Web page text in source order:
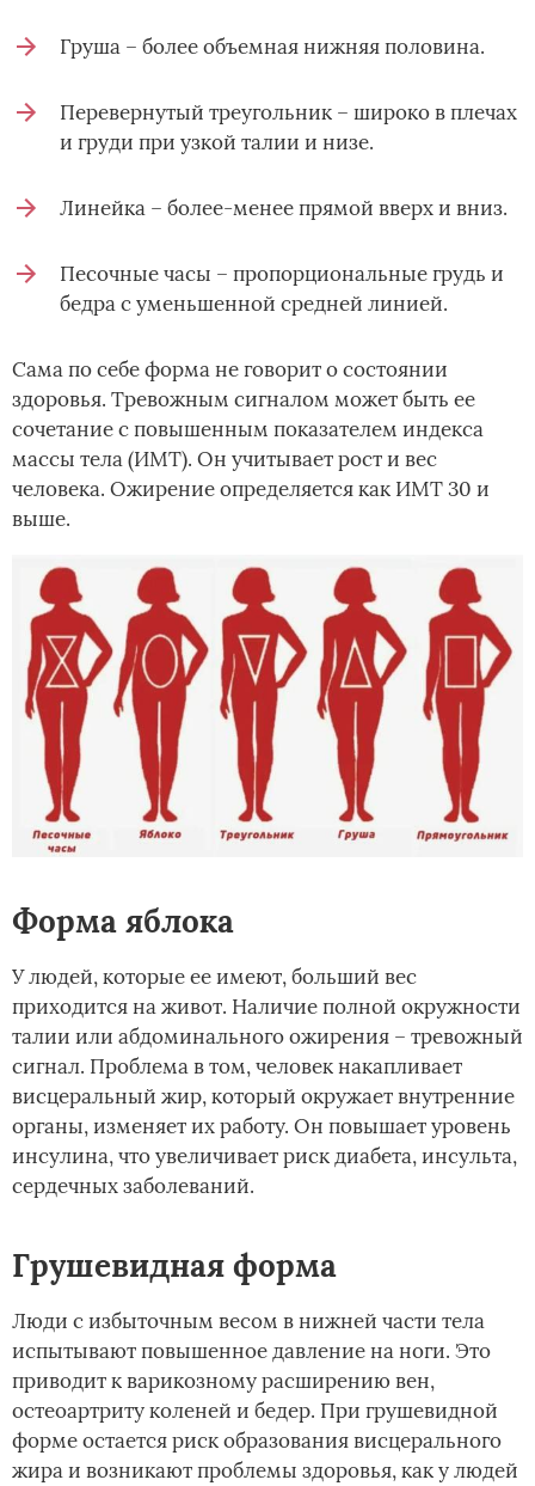
Груша – более объемная нижняя половина.
Перевернутый треугольник – широко в плечах
и груди при узкой талии и низе.
Линейка – более-менее прямой вверх и вниз.
Песочные часы – пропорциональные грудь и
бедра с уменьшенной средней линией.
Сама по себе форма не говорит о состоянии
здоровья. Тревожным сигналом может быть ее
сочетание с повышенным показателем индекса
массы тела (ИМТ). Он учитывает рост и вес
человека. Ожирение определяется как ИМТ 30 и
выше.
Форма яблока
У людей, которые ее имеют, больший вес
приходится на живот. Наличие полной окружности
талии или абдоминального ожирения – тревожный
сигнал. Проблема в том, человек накапливает
висцеральный жир, который окружает внутренние
органы, изменяет их работу. Он повышает уровень
инсулина, что увеличивает риск диабета, инсульта,
сердечных заболеваний.
Грушевидная форма
Люди с избыточным весом в нижней части тела
испытывают повышенное давление на ноги. Это
приводит к варикозному расширению вен,
остеоартриту коленей и бедер. При грушевидной
форме остается риск образования висцерального
жира и возникают проблемы здоровья, как у людей